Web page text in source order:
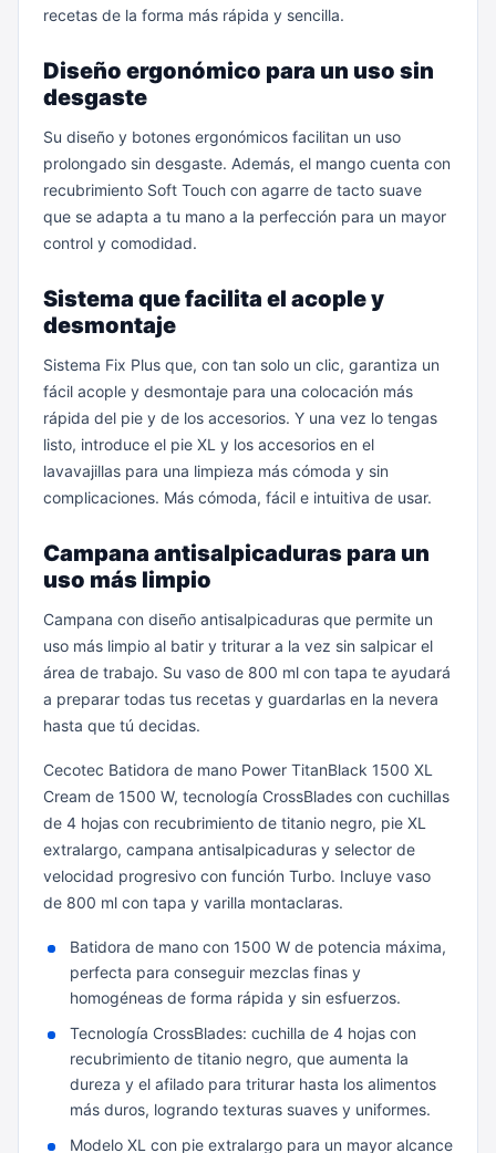
recetas de la forma más rápida y sencilla.
Diseño ergonómico para un uso sin
desgaste
Su diseño y botones ergonómicos facilitan un uso
prolongado sin desgaste. Además, el mango cuenta con
recubrimiento Soft Touch con agarre de tacto suave
que se adapta a tu mano a la perfección para un mayor
control y comodidad.
Sistema que facilita el acople y
desmontaje
Sistema Fix Plus que, con tan solo un clic, garantiza un
fácil acople y desmontaje para una colocación más
rápida del pie y de los accesorios. Y una vez lo tengas
listo, introduce el pie XL y los accesorios en el
lavavajillas para una limpieza más cómoda y sin
complicaciones. Más cómoda, fácil e intuitiva de usar.
Campana antisalpicaduras para un
uso más limpio
Campana con diseño antisalpicaduras que permite un
uso más limpio al batir y triturar a la vez sin salpicar el
área de trabajo. Su vaso de 800 ml con tapa te ayudará
a preparar todas tus recetas y guardarlas en la nevera
hasta que tú decidas.
Cecotec Batidora de mano Power TitanBlack 1500 XL
Cream de 1500 W, tecnología CrossBlades con cuchillas
de 4 hojas con recubrimiento de titanio negro, pie XL
extralargo, campana antisalpicaduras y selector de
velocidad progresivo con función Turbo. Incluye vaso
de 800 ml con tapa y varilla montaclaras.
Batidora de mano con 1500 W de potencia máxima,
perfecta para conseguir mezclas finas y
homogéneas de forma rápida y sin esfuerzos.
Tecnología CrossBlades: cuchilla de 4 hojas con
recubrimiento de titanio negro, que aumenta la
dureza y el afilado para triturar hasta los alimentos
más duros, logrando texturas suaves y uniformes.
Modelo XL con pie extralargo para un mayor alcance